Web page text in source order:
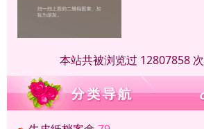
本站共被浏览过 12807858 次